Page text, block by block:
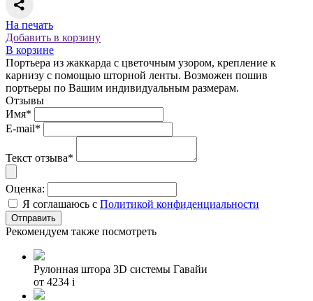
На печать
Добавить в корзину
В корзине
Портьера из жаккарда с цветочным узором, крепление к
карнизу с помощью шторной ленты. Возможен пошив
портьеры по Вашим индивидуальным размерам.
Отзывы
Имя*
E-mail*
Текст отзыва*
Оценка:
Я соглашаюсь с Политикой конфиденциальности
Рекомендуем также посмотреть
Рулонная штора 3D системы Гавайи
от 4234 i